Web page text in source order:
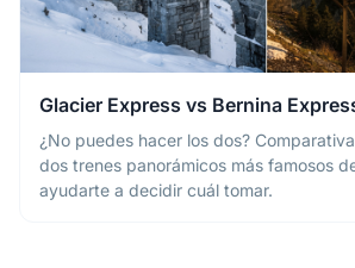
Glacier Express vs Bernina
¿No puedes hacer los dos?
dos trenes panorámicos más famosos
ayudarte a decidir cuál tomar.